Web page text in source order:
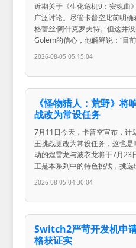
近期关于《生化危机9：安魂曲
广泛讨论。尽管卡普空此前明
格蕾丝·阿什克罗夫特。但这并
Golem的信心，他解释说：“目前
2026-08-05 05:15:04
《怪物猎人：荒野》将
战改为常设任务
7月11日今天，卡普空宣布，计
王挑战更改为常设任务，这也
动的煌雷龙与波衣龙将于7月23
王是本系列中的特色挑战，挑选
2026-08-05 04:30:04
Switch2严苛开发机申
格获证实